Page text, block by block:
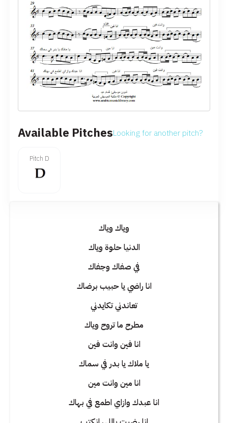
Available PitchesLooking for another pitch?
Pitch D
وياك وياك
الدنيا حلوة وياك
في صفاك وجفاك
انا راضي يا حبيب برضاك
تعاندني تكايدني
مطرح ما تروح وياك
انا فين وانت فين
يا ملاك يا بدر في سماك
انا مين وانت مين
انا عبدك وازاي اطمع في بهاك